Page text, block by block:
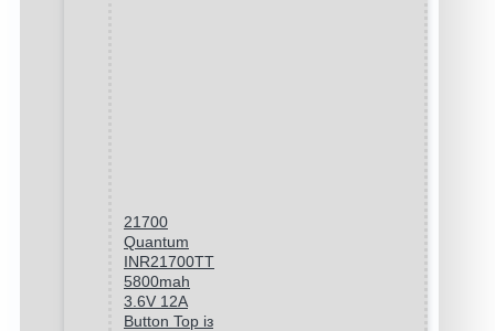
21700
Quantum
INR21700TT
5800mah
3.6V 12A
Button Top із